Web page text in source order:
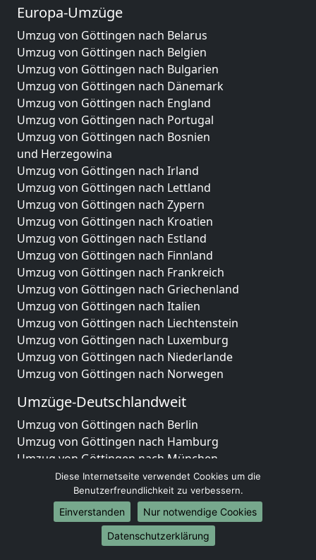
Europa-Umzüge
Umzug von Göttingen nach Belarus
Umzug von Göttingen nach Belgien
Umzug von Göttingen nach Bulgarien
Umzug von Göttingen nach Dänemark
Umzug von Göttingen nach England
Umzug von Göttingen nach Portugal
Umzug von Göttingen nach Bosnien
und Herzegowina
Umzug von Göttingen nach Irland
Umzug von Göttingen nach Lettland
Umzug von Göttingen nach Zypern
Umzug von Göttingen nach Kroatien
Umzug von Göttingen nach Estland
Umzug von Göttingen nach Finnland
Umzug von Göttingen nach Frankreich
Umzug von Göttingen nach Griechenland
Umzug von Göttingen nach Italien
Umzug von Göttingen nach Liechtenstein
Umzug von Göttingen nach Luxemburg
Umzug von Göttingen nach Niederlande
Umzug von Göttingen nach Norwegen
Umzüge-Deutschlandweit
Umzug von Göttingen nach Berlin
Umzug von Göttingen nach Hamburg
Umzug von Göttingen nach München
Umzug von Göttingen nach Köln
Umzug von Göttingen nach Frankfurt am Main
Umzug von Göttingen nach Stuttgart
Umzug von Göttingen nach Düsseldorf
Umzug von Göttingen nach Leipzig
Diese Internetseite verwendet Cookies um die
Benutzerfreundlichkeit zu verbessern.
Einverstanden
Nur notwendige Cookies
Datenschutzerklärung